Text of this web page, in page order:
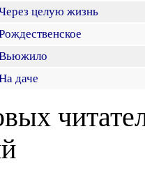
целую жизнь
даче